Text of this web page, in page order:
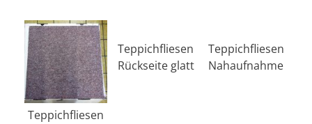
Teppichfliesen
Teppichfliesen
Rückseite glatt
Teppichfliesen
Nahaufnahme